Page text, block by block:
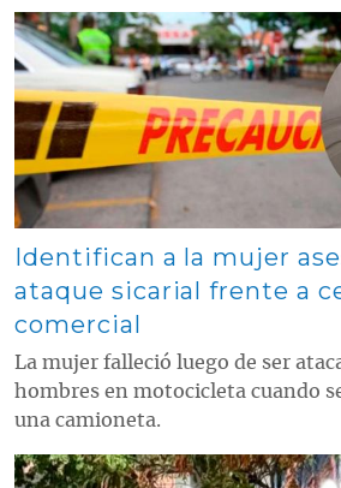
Contenido multimedia principal
Identifican a la mujer
ataque sicarial frente a
comercial
La mujer falleció luego de ser
hombres en motocicleta cuando
una camioneta.
Contenido multimedia principal